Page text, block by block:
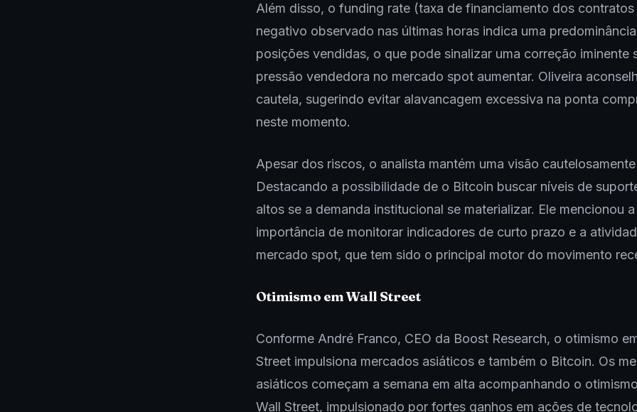
Além disso, o funding rate (taxa de financiamento dos
negativo observado nas últimas horas indica uma
posições vendidas, o que pode sinalizar uma correção iminente
pressão vendedora no mercado spot aumentar. Oliveira
cautela, sugerindo evitar alavancagem excessiva na ponta
neste momento.
Apesar dos riscos, o analista mantém uma visão
Destacando a possibilidade de o Bitcoin buscar níveis de
altos se a demanda institucional se materializar. Ele mencionou a
importância de monitorar indicadores de curto prazo e a
mercado spot, que tem sido o principal motor do movimento
Otimismo em Wall Street
Conforme André Franco, CEO da Boost Research, o otimismo
Street impulsiona mercados asiáticos e também o Bitcoin. Os
asiáticos começam a semana em alta acompanhando o
Wall Street, impulsionado por fortes ganhos em ações de